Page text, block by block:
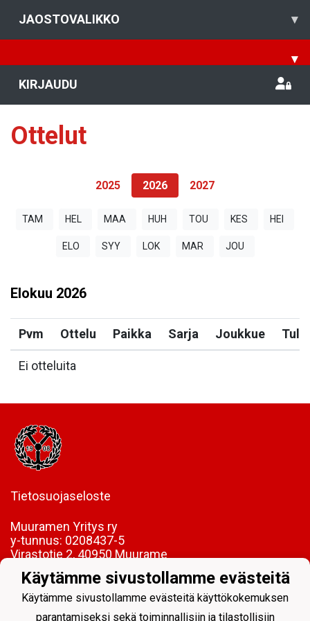
JAOSTOVALIKKO ▾
▾
KIRJAUDU
Ottelut
2025 2026 2027
TAM HEL MAA HUH TOU KES HEI
ELO SYY LOK MAR JOU
Elokuu 2026
Pvm Ottelu Paikka Sarja Joukkue
Ei otteluita
Tietosuojaseloste
Muuramen Yritys ry
y-tunnus: 0208437-5
Virastotie 2, 40950 Muurame
FI85 5089 5340 0005 06
Käytämme sivustollamme evästeitä
Käytämme sivustollamme evästeitä käyttökokemuksen
parantamiseksi sekä toiminnallisiin ja tilastollisiin